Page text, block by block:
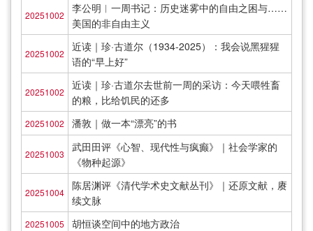
20251002
李公明︱一周书记：历史迷雾中的自由之困与……
美国的非自由主义
20251002
近读｜珍·古道尔（1934-2025）：我会说黑猩猩
语的“早上好”
20251002
近读｜珍·古道尔去世前一周的采访：今天喂牲畜
的粮，比给饥民的还多
20251002 潘敦｜做一本“漂亮”的书
20251003
武田田评《心智、现代性与疯癫》｜社会学家的
《物种起源》
20251004
陈居渊评《清代学术史文献丛刊》｜还原文献，赓
续文脉
20251005 胡恒谈空间中的地方政治